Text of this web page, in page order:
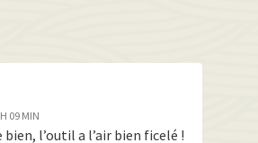
09 MIN
l’outil a l’air bien ficelé !